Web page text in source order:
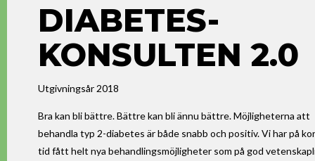
DIABETES-
KONSULTEN 2.0
Utgivningsår 2018
Bra kan bli bättre. Bättre kan bli ännu bättre. Möjligheterna att
behandla typ 2-diabetes är både snabb och positiv. Vi har på
tid fått helt nya behandlingsmöjligheter som på god